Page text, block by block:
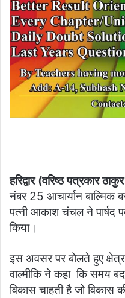
हरिद्वार (वरिष्ठ पत्रकार
नंबर 25 आचार्यान बाल्मिक
पत्नी आकाश चंचल ने पार्षद
किया।
इस अवसर पर बोलते हुए
वाल्मीकि ने कहा कि समय
विकास चाहती है जो